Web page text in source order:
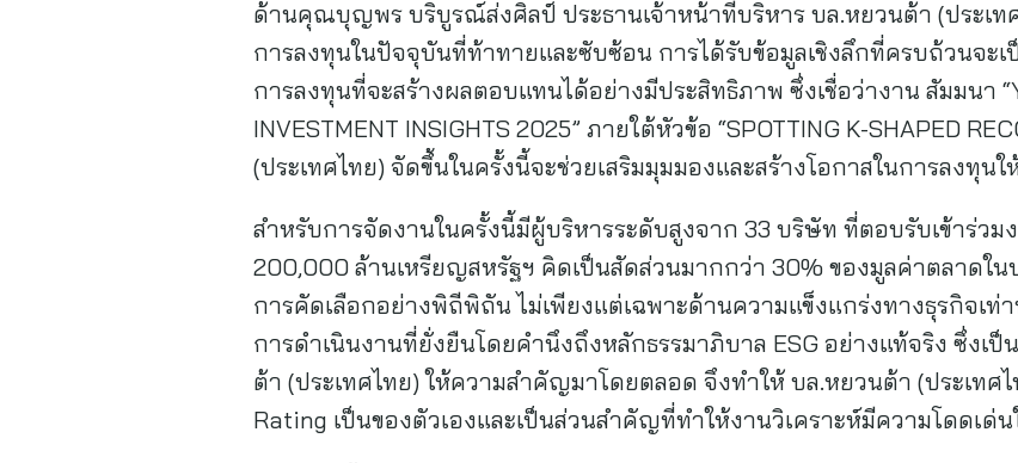
ด้านคุณบุญพร บริบูรณ์ส่งศิลป์ ประธานเจ้าหน้าที่บริหาร บล.หยวนต้า (ประเท
การลงทุนในปัจจุบันที่ท้าทายและซับซ้อน การได้รับข้อมูลเชิงลึกที่ครบถ้วนจ
การลงทุนที่จะสร้างผลตอบแทนได้อย่างมีประสิทธิภาพ ซึ่งเชื่อว่างาน สัมมนา
INVESTMENT INSIGHTS 2025” ภายใต้หัวข้อ “SPOTTING K-SHAPED
(ประเทศไทย) จัดขึ้นในครั้งนี้จะช่วยเสริมมุมมองและสร้างโอกาสในการลงทุ
สำหรับการจัดงานในครั้งนี้มีผู้บริหารระดับสูงจาก 33 บริษัท ที่ตอบรับเข้าร่ว
200,000 ล้านเหรียญสหรัฐฯ คิดเป็นสัดส่วนมากกว่า 30% ของมูลค่าตลาดใน
การคัดเลือกอย่างพิถีพิถัน ไม่เพียงแต่เฉพาะด้านความแข็งแกร่งทางธุรกิจเท่
การดำเนินงานที่ยั่งยืนโดยคำนึงถึงหลักธรรมาภิบาล ESG อย่างแท้จริง ซึ่งเ
ต้า (ประเทศไทย) ให้ความสำคัญมาโดยตลอด จึงทำให้ บล.หยวนต้า (ประเทศ
Rating เป็นของตัวเองและเป็นส่วนสำคัญที่ทำให้งานวิเคราะห์มีความโดดเด่